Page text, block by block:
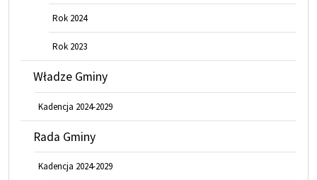
Rok 2024
Rok 2023
Władze Gminy
Kadencja 2024-2029
Rada Gminy
Kadencja 2024-2029